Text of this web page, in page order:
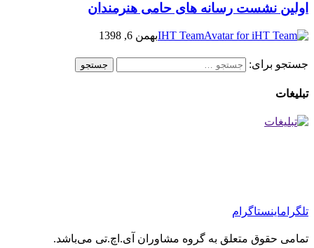
اولین نشست رسانه های حامی هنرمندان
IHT Teamبهمن 6, 1398
جستجو برای:
تبلیغات
تلگراماینستاگرام
تمامی حقوق متعلق به گروه مشاوران آی.اچ.تی می‌باشد.